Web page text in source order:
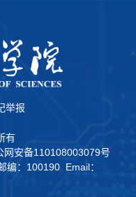
举报
有
网安备110108003079号
编：100190 Email：